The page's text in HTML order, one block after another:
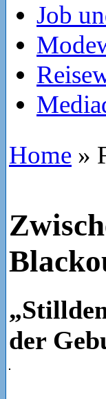
Job
Home »
der